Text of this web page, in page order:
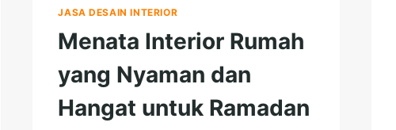
JASA DESAIN INTERIOR
Menata Interior Rumah
yang Nyaman dan
Hangat untuk Ramadan